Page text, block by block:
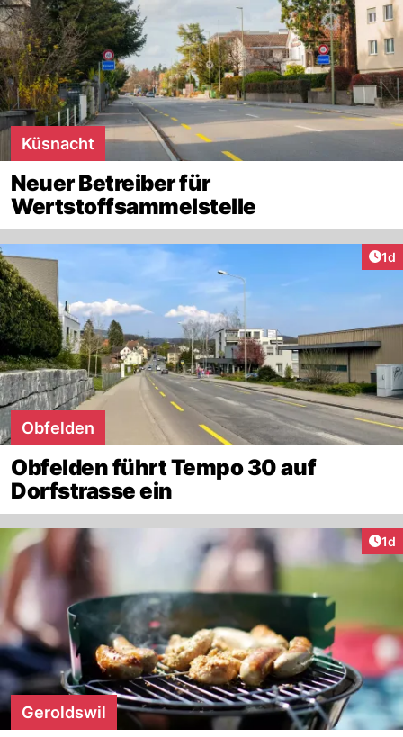
Küsnacht
Neuer Betreiber für
Wertstoffsammelstelle
1d
Obfelden
Obfelden führt Tempo 30 auf
Dorfstrasse ein
1d
Geroldswil